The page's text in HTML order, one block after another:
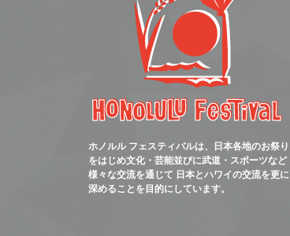
ホノルル フェスティバルは、日本各地のお祭り
をはじめ文化・芸能並びに武道・スポーツなど
様々な交流を通じて 日本とハワイの交流を更に
深めることを目的にしています。